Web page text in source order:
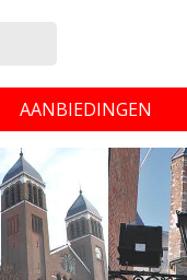
AANBIEDINGEN